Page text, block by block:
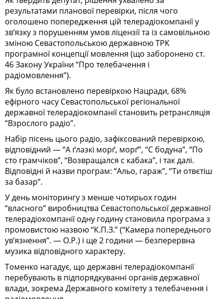
результатами планової перевірки, після чого
оголошено попередження цій телерадіокомпанії у
зв‘язку з порушенням умов ліцензії та із самовільною
зміною Севастопольською державною ТРК
програмної концепції мовлення (що заборонено ст.
46 Закону України “Про телебачення і
радіомовлення”).
Як було встановлено перевіркою Нацради, 68%
ефірного часу Севастопольської регіональної
державної телерадіокомпанії становить ретрансляція
“Взрослого радіо”.
Набір пісень цього радіо, зафіксований перевіркою,
відповідний — “А ґлазкі морґ, морґ”, “С бодуна”, “По
сто грамчіков”, “Возвращался с кабака”, і так далі.
Відповідні й назви програм: “Альо, гараж”, “Ти отвєтіш
за базар”.
У день моніторингу з менше чотирьох годин
“власного” виробництва Севастопольської державної
телерадіокомпанії одну годину становила програма з
промовистою назвою “К.П.З.” (“Камера попереднього
ув’язнення”. — О.Р.) і ще 2 години — безперервна
музика відповідного характеру.
Томенко нагадує, що державні телерадіокомпанії
перебувають в підпорядкуванні органів державної
влади, зокрема Державного комітету з телебачення і